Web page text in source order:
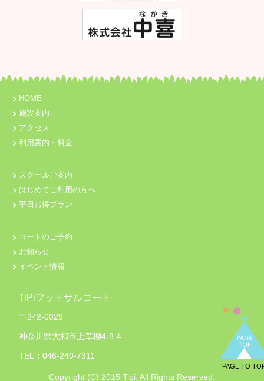
PAGE TO
HOME
施設案内
アクセス
利用案内・料金
スクールご案内
はじめてご利用の方へ
平日お得プラン
コートのご予約
お知らせ
イベント情報
TiPiフットサルコート
〒242-0029
神奈川県大和市上草柳4-8-4
TEL：046-240-7311
Copyright (C) 2015 Tipi. All Rights Reserved.